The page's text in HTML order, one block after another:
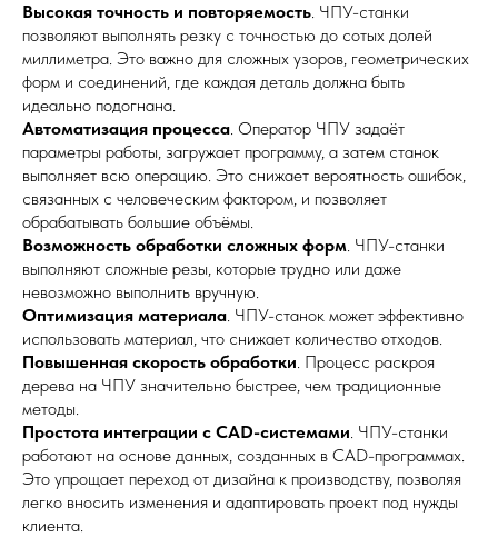
Высокая точность и повторяемость . ЧПУ-станки
позволяют выполнять резку с точностью до сотых долей
миллиметра. Это важно для сложных узоров, геометрических
форм и соединений, где каждая деталь должна быть
идеально подогнана.
Автоматизация процесса . Оператор ЧПУ задаёт
параметры работы, загружает программу, а затем станок
выполняет всю операцию. Это снижает вероятность ошибок,
связанных с человеческим фактором, и позволяет
обрабатывать большие объёмы.
Возможность обработки сложных форм . ЧПУ-станки
выполняют сложные резы, которые трудно или даже
невозможно выполнить вручную.
Оптимизация материала . ЧПУ-станок может эффективно
использовать материал, что снижает количество отходов.
Повышенная скорость обработки . Процесс раскроя
дерева на ЧПУ значительно быстрее, чем традиционные
методы.
Простота интеграции с CAD-системами . ЧПУ-станки
работают на основе данных, созданных в CAD-программах.
Это упрощает переход от дизайна к производству, позволяя
легко вносить изменения и адаптировать проект под нужды
клиента.